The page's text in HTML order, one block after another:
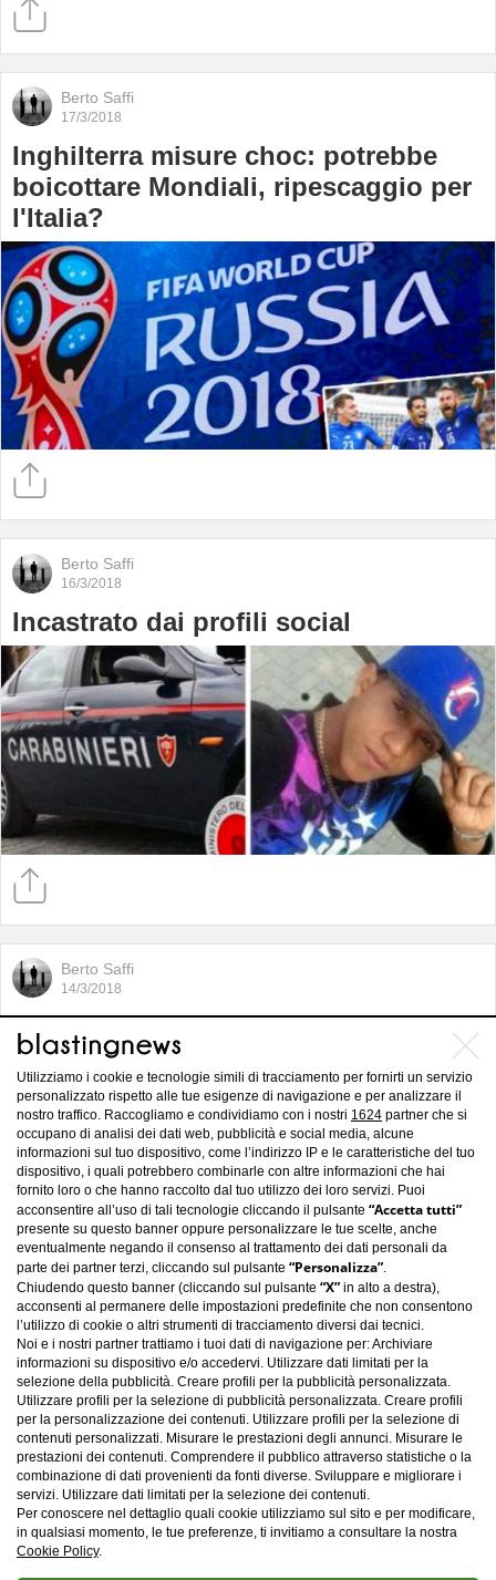
Berto Saffi
17/3/2018
Inghilterra misure choc: potrebbe
boicottare Mondiali, ripescaggio per
l'Italia?
Berto Saffi
16/3/2018
Incastrato dai profili social
Berto Saffi
14/3/2018
Michele suicida a 17 anni, i bulli lo
perseguitano anche al funerale
Carica altro
Utilizziamo i cookie e tecnologie simili di tracciamento per fornirti un servizio
personalizzato rispetto alle tue esigenze di navigazione e per analizzare il
nostro traffico. Raccogliamo e condividiamo con i nostri 1624 partner che si
occupano di analisi dei dati web, pubblicità e social media, alcune
informazioni sul tuo dispositivo, come l’indirizzo IP e le caratteristiche del tuo
dispositivo, i quali potrebbero combinarle con altre informazioni che hai
fornito loro o che hanno raccolto dal tuo utilizzo dei loro servizi. Puoi
acconsentire all’uso di tali tecnologie cliccando il pulsante “Accetta tutti”
presente su questo banner oppure personalizzare le tue scelte, anche
eventualmente negando il consenso al trattamento dei dati personali da
parte dei partner terzi, cliccando sul pulsante “Personalizza”.
Chiudendo questo banner (cliccando sul pulsante “X” in alto a destra),
acconsenti al permanere delle impostazioni predefinite che non consentono
l’utilizzo di cookie o altri strumenti di tracciamento diversi dai tecnici.
Noi e i nostri partner trattiamo i tuoi dati di navigazione per: Archiviare
informazioni su dispositivo e/o accedervi. Utilizzare dati limitati per la
selezione della pubblicità. Creare profili per la pubblicità personalizzata.
Utilizzare profili per la selezione di pubblicità personalizzata. Creare profili
per la personalizzazione dei contenuti. Utilizzare profili per la selezione di
contenuti personalizzati. Misurare le prestazioni degli annunci. Misurare le
prestazioni dei contenuti. Comprendere il pubblico attraverso statistiche o la
combinazione di dati provenienti da fonti diverse. Sviluppare e migliorare i
servizi. Utilizzare dati limitati per la selezione dei contenuti.
Per conoscere nel dettaglio quali cookie utilizziamo sul sito e per modificare,
in qualsiasi momento, le tue preferenze, ti invitiamo a consultare la nostra
Cookie Policy.